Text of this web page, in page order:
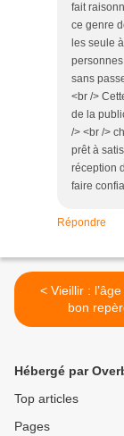
fait
ce genre
les seule
sans
‎<br />
de la
/> ‎<br />
prêt à
réception
faire
Répondre
< Vieillir : l’âge est-il un
bon
Hébergé par
Top articles
Pages